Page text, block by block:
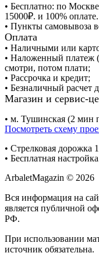
• Бесплатно: по
15000₽. и 100% оплате.
• Пункты самовывоза
Оплата
• Наличными или
• Наложенный платеж
смотри, потом плати;
• Рассрочка и кредит;
• Безналичный расчет
Магазин и сервис-
• м. Тушинская (2 мин
Посмотреть схему
• Cтрелковая дорожка
• Бесплатная
ArbaletMagazin © 2026
Вся информация на
является публичной
РФ.
При использовании
источник обязательна.